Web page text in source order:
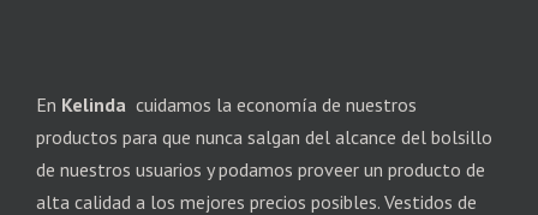
En Kelinda cuidamos la economía de nuestros
productos para que nunca salgan del alcance del bolsillo
de nuestros usuarios y podamos proveer un producto de
alta calidad a los mejores precios posibles. Vestidos de